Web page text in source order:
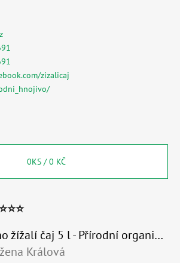
zizalicaj
0KS /0 KČ
Mesiho žížalí čaj 5 l - Přírodní organické hnojivo 100% nature
produktu je 5 z 5 hvězdiček.
Králová